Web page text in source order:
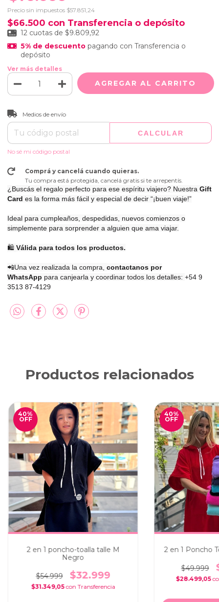
Precio sin impuestos $57.851,24
$66.500 con Transferencia o depósito
12 cuotas de $9.809,92
5% de descuentopagando con Transferencia o
depósito
Ver más detalles
Entregas para el CP:
Medios de envío
CALCULAR
No sé mi código postal
Comprá y cancelá cuando quieras.
Tu compra está protegida, cancelá gratis si te arrepentís.
¿Buscás el regalo perfecto para ese espíritu viajero? Nuestra Gift
Card es la forma más fácil y especial de decir “¡buen viaje!”
Ideal para cumpleaños, despedidas, nuevos comienzos o
simplemente para sorprender a alguien que ama viajar.
🛍️ Válida para todos los productos.
📲Una vez realizada la compra, contactanos por
WhatsApp para canjearla y coordinar todos los detalles: +54 9
3513 87-4129
Productos relacionados
40%
OFF
2 en 1 poncho-toalla talle M
Negro
$54.999 $32.999
$31.349,05con
40%
OFF
2 en 1 Poncho
$49.999
$28.499,05